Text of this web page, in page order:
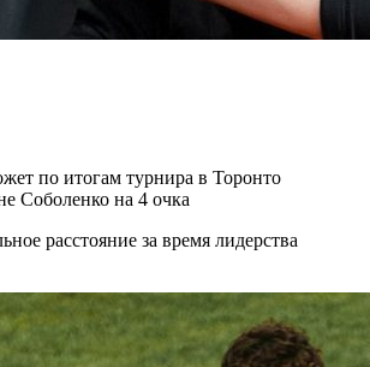
по итогам турнира в Торонто
Соболенко на 4 очка
расстояние за время лидерства